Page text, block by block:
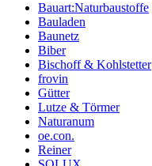
Bauart:Naturbaustoffe
Bauladen
Baunetz
Biber
Bischoff & Kohlstetter
frovin
Gütter
Lutze & Törmer
Naturanum
oe.con.
Reiner